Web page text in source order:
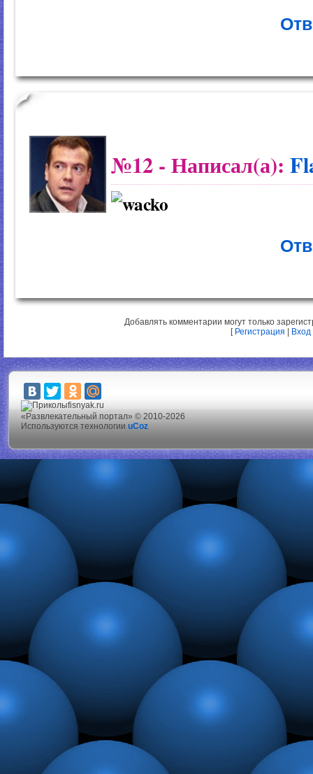
№12 - Написал(а):
Добавлять комментарии могут только
[ Регистрация Вход
fisnyak.ru
«Развлекательный портал» © 2010-2026
Используются технологии uCoz